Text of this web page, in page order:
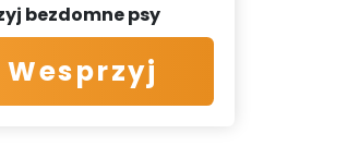
bezdomne psy
Wesprzyj